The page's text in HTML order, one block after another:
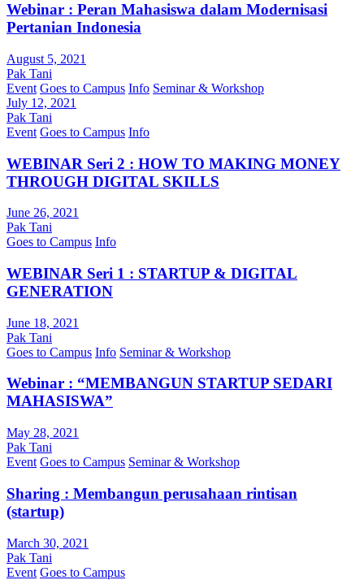
Webinar : Peran Mahasiswa dalam Modernisasi
Pertanian Indonesia
August 5, 2021
Pak Tani
Event Goes to Campus Info Seminar & Workshop
July 12, 2021
Pak Tani
Event Goes to Campus Info
WEBINAR Seri 2 : HOW TO MAKING MONEY
THROUGH DIGITAL SKILLS
June 26, 2021
Pak Tani
Goes to Campus Info
WEBINAR Seri 1 : STARTUP & DIGITAL
GENERATION
June 18, 2021
Pak Tani
Goes to Campus Info Seminar & Workshop
Webinar : “MEMBANGUN STARTUP SEDARI
MAHASISWA”
May 28, 2021
Pak Tani
Event Goes to Campus Seminar & Workshop
Sharing : Membangun perusahaan rintisan
(startup)
March 30, 2021
Pak Tani
Event Goes to Campus